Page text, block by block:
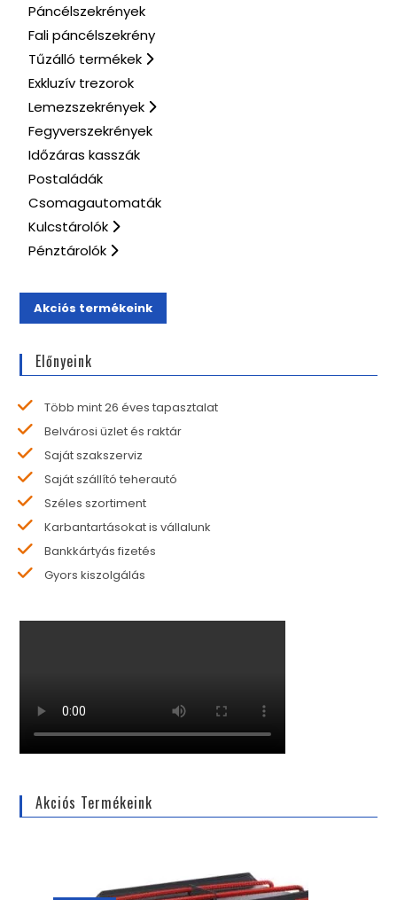
Páncélszekrények
Fali páncélszekrény
Tűzálló termékek
Exkluzív trezorok
Lemezszekrények
Fegyverszekrények
Időzáras kasszák
Postaládák
Csomagautomaták
Kulcstárolók
Pénztárolók
Akciós termékeink
Előnyeink
Több mint 26 éves tapasztalat
Belvárosi üzlet és raktár
Saját szakszerviz
Saját szállító teherautó
Széles szortiment
Karbantartásokat is vállalunk
Bankkártyás fizetés
Gyors kiszolgálás
Akciós Termékeink